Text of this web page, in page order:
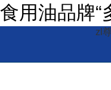
食用油品牌“
zl